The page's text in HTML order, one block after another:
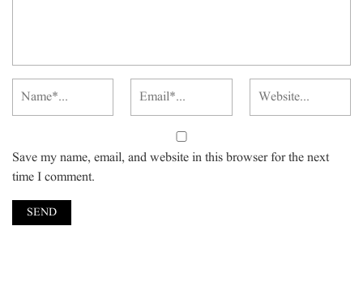
Save my name, email, and website in this browser for the next
time I comment.